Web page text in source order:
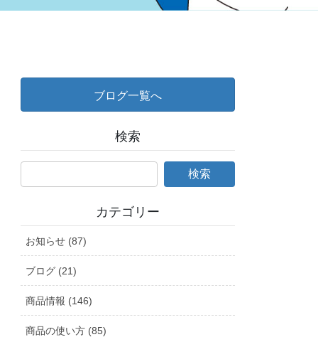
ブログ一覧へ
検索
カテゴリー
お知らせ (87)
ブログ (21)
商品情報 (146)
商品の使い方 (85)